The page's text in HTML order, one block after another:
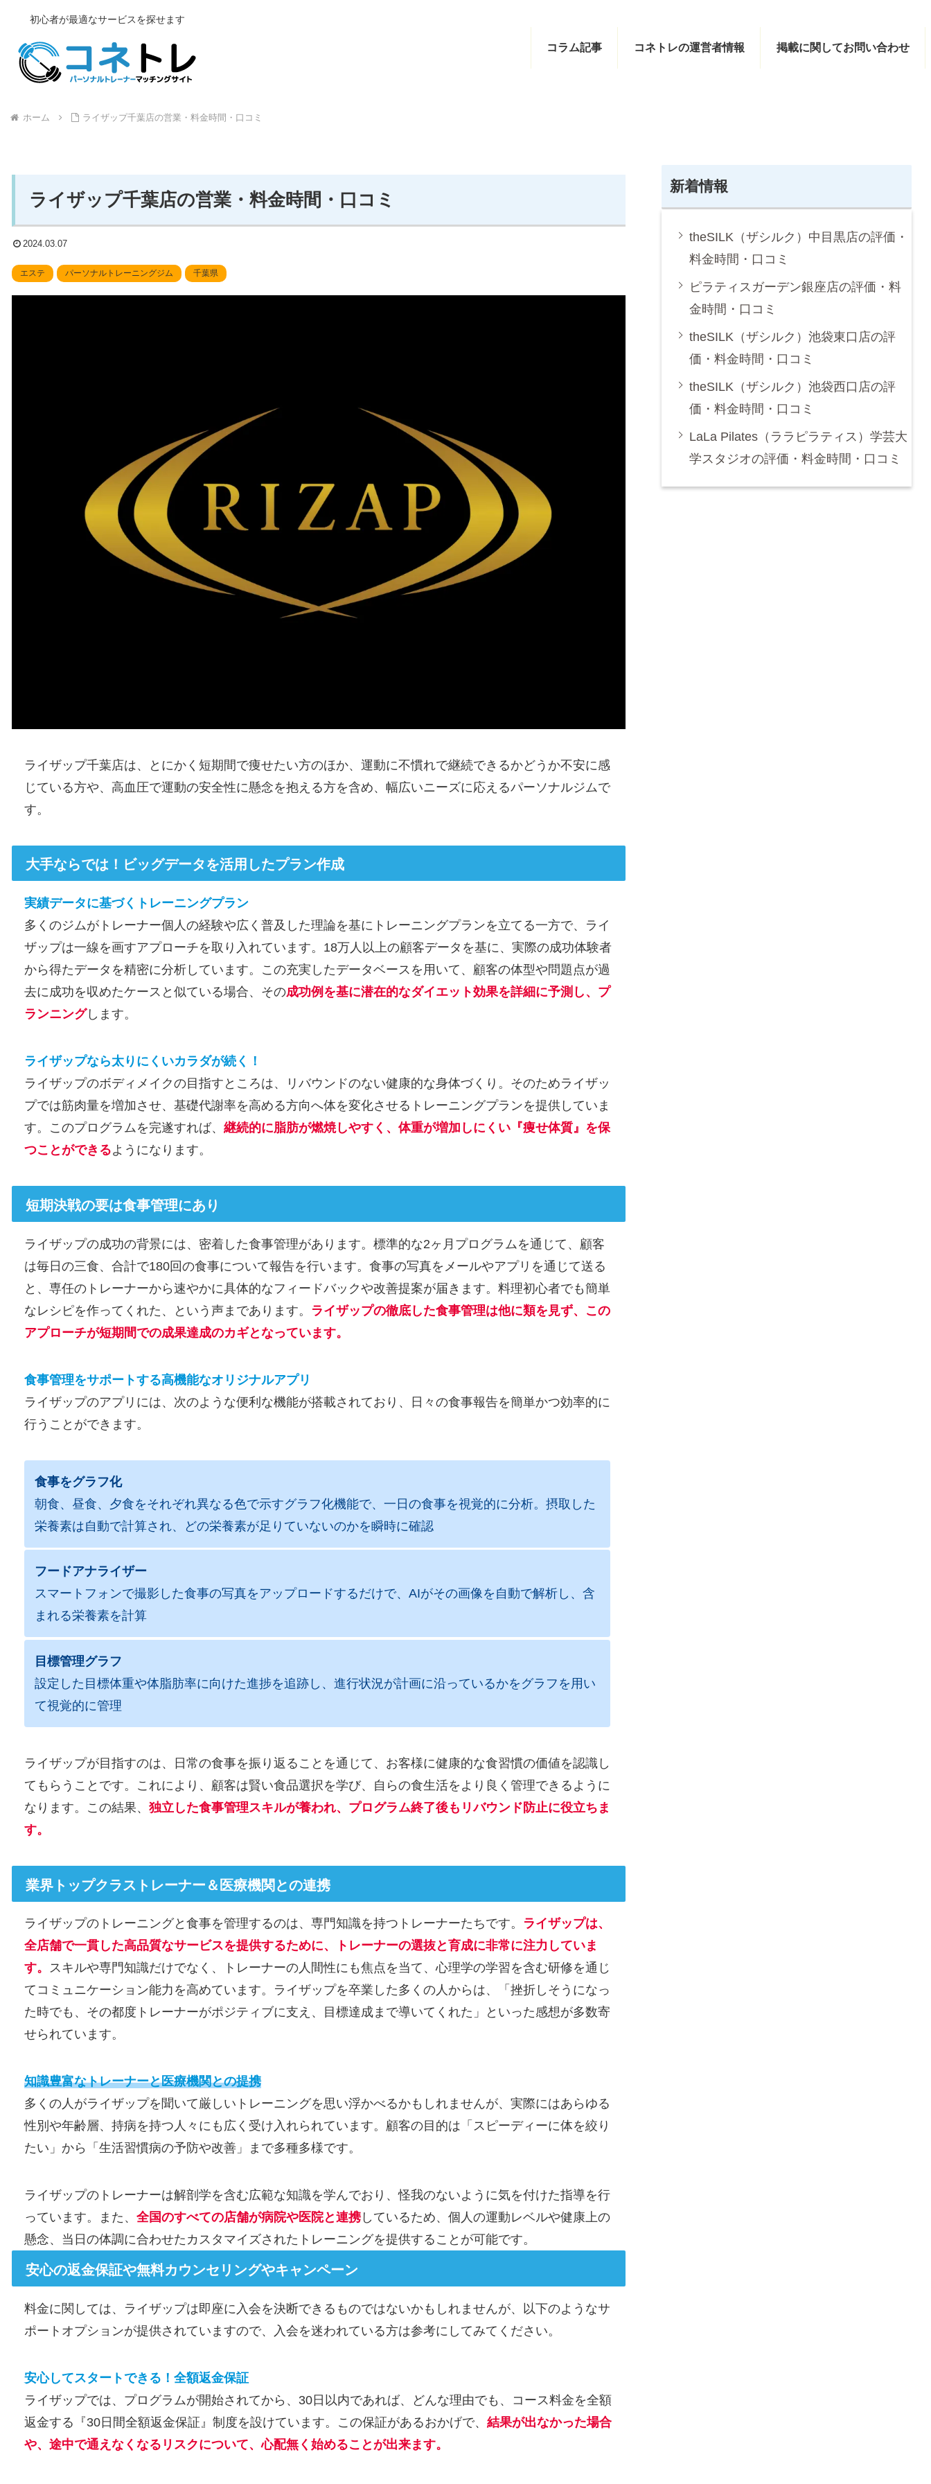
初心者が最適なサービスを探せます
コラム記事 コネトレの運営者情報 掲載に関してお問い合わせ
ホーム ライザップ千葉店の営業・料金時間・口コミ
ライザップ千葉店の営業・料金時間・口コミ
2024.03.07
エステ パーソナルトレーニングジム 千葉県
ライザップ千葉店は、とにかく短期間で痩せたい方のほか、運動に不慣れで継続できるかどうか不安に感
じている方や、高血圧で運動の安全性に懸念を抱える方を含め、幅広いニーズに応えるパーソナルジムで
す。
大手ならでは！ビッグデータを活用したプラン作成
実績データに基づくトレーニングプラン
多くのジムがトレーナー個人の経験や広く普及した理論を基にトレーニングプランを立てる一方で、ライ
ザップは一線を画すアプローチを取り入れています。18万人以上の顧客データを基に、実際の成功体験者
から得たデータを精密に分析しています。この充実したデータベースを用いて、顧客の体型や問題点が過
去に成功を収めたケースと似ている場合、その成功例を基に潜在的なダイエット効果を詳細に予測し、プ
ランニングします。
ライザップなら太りにくいカラダが続く！
ライザップのボディメイクの目指すところは、リバウンドのない健康的な身体づくり。そのためライザッ
プでは筋肉量を増加させ、基礎代謝率を高める方向へ体を変化させるトレーニングプランを提供していま
す。このプログラムを完遂すれば、 継続的に脂肪が燃焼しやすく、体重が増加しにくい『痩せ体質』を保
つことができるようになります。
短期決戦の要は食事管理にあり
ライザップの成功の背景には、密着した食事管理があります。標準的な2ヶ月プログラムを通じて、顧客
は毎日の三食、合計で180回の食事について報告を行います。食事の写真をメールやアプリを通じて送る
と、専任のトレーナーから速やかに具体的なフィードバックや改善提案が届きます。料理初心者でも簡単
なレシピを作ってくれた、という声まであります。
ライザップの徹底した食事管理は他に類を見ず、この
アプローチが短期間での成果達成のカギとなっています。
食事管理をサポートする高機能なオリジナルアプリ
ライザップのアプリには、次のような便利な機能が搭載されており、日々の食事報告を簡単かつ効率的に
行うことができます。
食事をグラフ化
朝食、昼食、夕食をそれぞれ異なる色で示すグラフ化機能で、一日の食事を視覚的に分析。摂取した
栄養素は自動で計算され、どの栄養素が足りていないのかを瞬時に確認
フードアナライザー
スマートフォンで撮影した食事の写真をアップロードするだけで、AIがその画像を自動で解析し、含
まれる栄養素を計算
目標管理グラフ
設定した目標体重や体脂肪率に向けた進捗を追跡し、進行状況が計画に沿っているかをグラフを用い
て視覚的に管理
ライザップが目指すのは、日常の食事を振り返ることを通じて、お客様に健康的な食習慣の価値を認識し
てもらうことです。これにより、顧客は賢い食品選択を学び、自らの食生活をより良く管理できるように
なります。この結果、 独立した食事管理スキルが養われ、プログラム終了後もリバウンド防止に役立ちま
す。
業界トップクラストレーナー＆医療機関との連携
ライザップのトレーニングと食事を管理するのは、専門知識を持つトレーナーたちです。
ライザップは、
全店舗で一貫した高品質なサービスを提供するために、トレーナーの選抜と育成に非常に注力していま
す。 スキルや専門知識だけでなく、トレーナーの人間性にも焦点を当て、心理学の学習を含む研修を通じ
てコミュニケーション能力を高めています。ライザップを卒業した多くの人からは、「挫折しそうになっ
た時でも、その都度トレーナーがポジティブに支え、目標達成まで導いてくれた」といった感想が多数寄
せられています。
知識豊富なトレーナーと医療機関との提携
多くの人がライザップを聞いて厳しいトレーニングを思い浮かべるかもしれませんが、実際にはあらゆる
性別や年齢層、持病を持つ人々にも広く受け入れられています。顧客の目的は「スピーディーに体を絞り
たい」から「生活習慣病の予防や改善」まで多種多様です。
ライザップのトレーナーは解剖学を含む広範な知識を学んでおり、怪我のないように気を付けた指導を行
っています。また、 全国のすべての店舗が病院や医院と連携しているため、個人の運動レベルや健康上の
懸念、当日の体調に合わせたカスタマイズされたトレーニングを提供することが可能です。
安心の返金保証や無料カウンセリングやキャンペーン
料金に関しては、ライザップは即座に入会を決断できるものではないかもしれませんが、以下のようなサ
ポートオプションが提供されていますので、入会を迷われている方は参考にしてみてください。
安心してスタートできる！全額返金保証
ライザップでは、プログラムが開始されてから、30日以内であれば、どんな理由でも、コース料金を全額
返金する『30日間全額返金保証』制度を設けています。この保証があるおかげで、 結果が出なかった場合
や、途中で通えなくなるリスクについて、心配無く始めることが出来ます。
新着情報
theSILK（ザシルク）中目黒店の評価・
料金時間・口コミ
ピラティスガーデン銀座店の評価・料
金時間・口コミ
theSILK（ザシルク）池袋東口店の評
価・料金時間・口コミ
theSILK（ザシルク）池袋西口店の評
価・料金時間・口コミ
LaLa Pilates（ララピラティス）学芸大
学スタジオの評価・料金時間・口コミ